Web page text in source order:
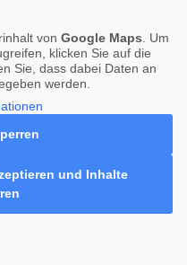
von Google Maps . Um
klicken Sie auf die
Sie, dass dabei Daten an
werden.
und Inhalte